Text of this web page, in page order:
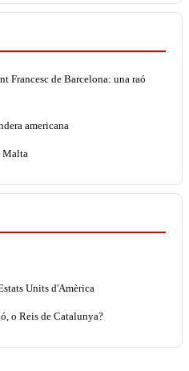
Francesc de Barcelona: una raó
americana
Malta
Units d'Amèrica
o Reis de Catalunya?